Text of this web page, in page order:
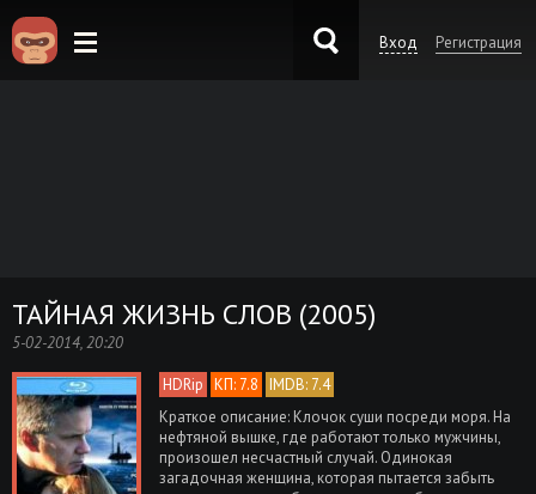
Вход Регистрация
ТАЙНАЯ ЖИЗНЬ СЛОВ (2005)
5-02-2014, 20:20
HDRip КП: 7.8 IMDB: 7.4
Краткое описание: Клочок суши посреди моря. На
нефтяной вышке, где работают только мужчины,
произошел несчастный случай. Одинокая
загадочная женщина, которая пытается забыть